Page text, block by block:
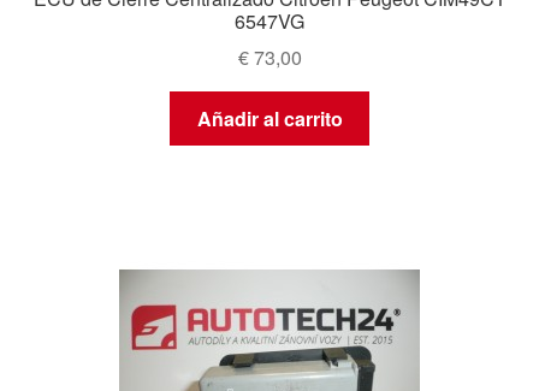
6547VG
€73,00
Añadir al carrito